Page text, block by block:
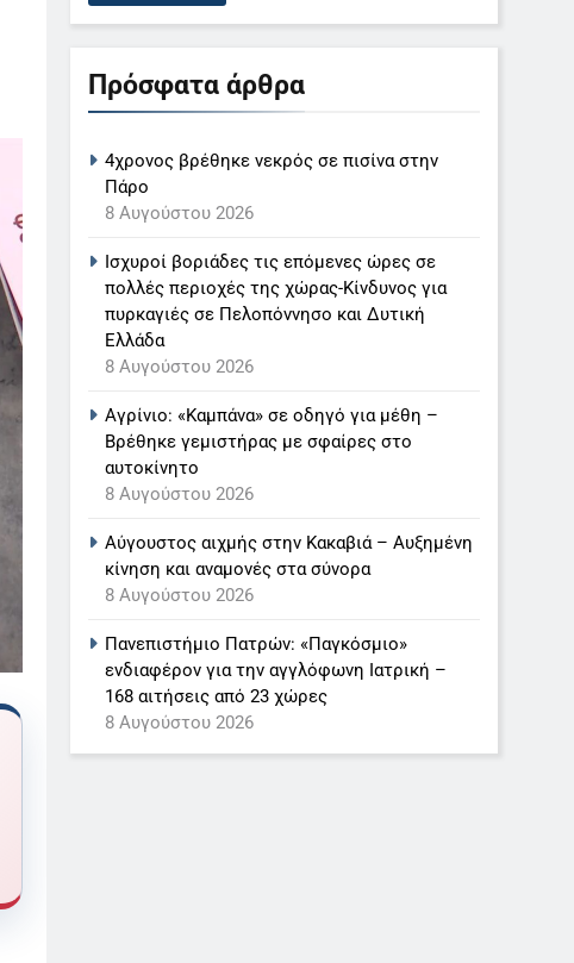
Πρόσφατα άρθρα
4χρονος βρέθηκε νεκρός σε πισίνα στην
Πάρο
8 Αυγούστου 2026
Ισχυροί βοριάδες τις επόμενες ώρες σε
πολλές περιοχές της χώρας-Κίνδυνος για
πυρκαγιές σε Πελοπόννησο και Δυτική
Ελλάδα
8 Αυγούστου 2026
Αγρίνιο: «Καμπάνα» σε οδηγό για μέθη –
Βρέθηκε γεμιστήρας με σφαίρες στο
αυτοκίνητο
8 Αυγούστου 2026
Αύγουστος αιχμής στην Κακαβιά – Αυξημένη
κίνηση και αναμονές στα σύνορα
8 Αυγούστου 2026
Πανεπιστήμιο Πατρών: «Παγκόσμιο»
ενδιαφέρον για την αγγλόφωνη Ιατρική –
168 αιτήσεις από 23 χώρες
8 Αυγούστου 2026